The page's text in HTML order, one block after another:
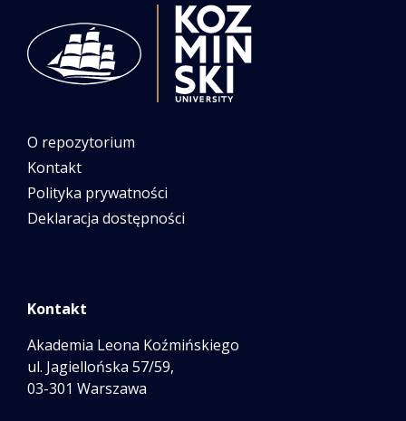
O repozytorium
Kontakt
Polityka prywatności
Deklaracja dostępności
Kontakt
Akademia Leona Koźmińskiego
ul. Jagiellońska 57/59,
03-301 Warszawa